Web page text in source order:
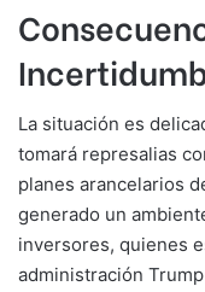
La situación es
tomará represalias
planes arancelarios
generado un
inversores, quienes
administración